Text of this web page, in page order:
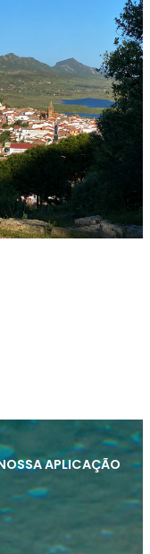
APLICAÇÃO